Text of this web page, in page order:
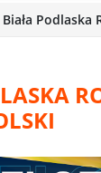
Podlaska